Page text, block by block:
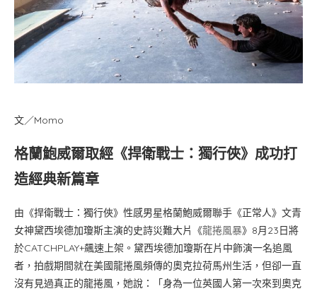
文／Momo
格蘭鮑威爾取經《捍衛戰士：獨行俠》成功打
造經典新篇章
由《捍衛戰士：獨行俠》性感男星格蘭鮑威爾聯手《正常人》文青
女神黛西埃德加瓊斯主演的史詩災難大片《龍捲風暴》8月23日將
於CATCHPLAY+飆速上架。黛西埃德加瓊斯在片中飾演一名追風
者，拍戲期間就在美國龍捲風頻傳的奧克拉荷馬州生活，但卻一直
沒有見過真正的龍捲風，她說：「身為一位英國人第一次來到奧克